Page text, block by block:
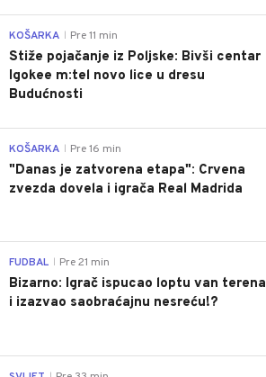
KOŠARKA Pre 11 min
Stiže pojačanje iz Poljske: Bivši centar
Igokee m:tel novo lice u dresu
Budućnosti
KOŠARKA Pre 16 min
"Danas je zatvorena etapa": Crvena
zvezda dovela i igrača Real Madrida
FUDBAL Pre 21 min
Bizarno: Igrač ispucao loptu van terena
i izazvao saobraćajnu nesreću!?